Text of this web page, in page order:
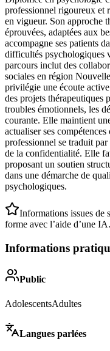
professionnel rigoureux et
en vigueur. Son approche
éprouvées, adaptées aux
accompagne ses patients
difficultés psychologiques
parcours inclut des
sociales en région
privilégie une écoute
des projets thérapeutiques
troubles émotionnels, les
courante. Elle maintient
actualiser ses
professionnel se traduit
de la confidentialité. Elle
proposant un soutien
dans une démarche de
psychologiques.
Informations issues de
forme avec l’aide d’une IA.
Informations
Public
AdolescentsAdultes
Langues parlées